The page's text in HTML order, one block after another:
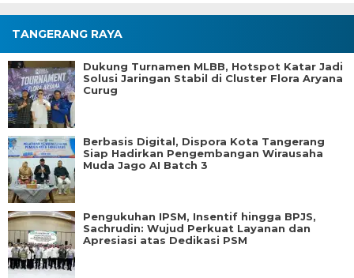
TANGERANG RAYA
Dukung Turnamen MLBB, Hotspot Katar Jadi
Solusi Jaringan Stabil di Cluster Flora Aryana
Curug
Berbasis Digital, Dispora Kota Tangerang
Siap Hadirkan Pengembangan Wirausaha
Muda Jago AI Batch 3
Pengukuhan IPSM, Insentif hingga BPJS,
Sachrudin: Wujud Perkuat Layanan dan
Apresiasi atas Dedikasi PSM